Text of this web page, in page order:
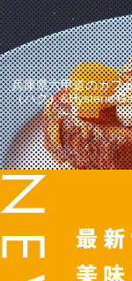
兵庫県六甲道のカフ
（ハグ）&Hysteric